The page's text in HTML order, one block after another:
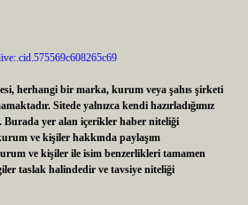
herhangi bir marka, kurum veya şahıs şirketi
Sitede yalnızca kendi hazırladığımız
Burada yer alan içerikler haber niteliği
ve kişiler hakkında paylaşım
ve kişiler ile isim benzerlikleri tamamen
taslak halindedir ve tavsiye niteliği